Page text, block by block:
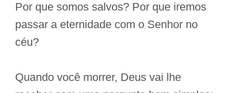
Por que somos salvos? Por que iremos
passar a eternidade com o Senhor no
céu?
Quando você morrer, Deus vai lhe